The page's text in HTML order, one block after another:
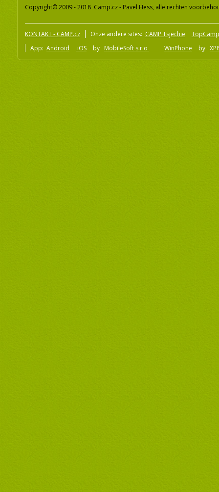
Copyright© 2009 - 2018 Camp.cz - Pavel Hess, alle rechten
KONTAKT - CAMP.cz Onze andere sites: CAMP Tsjechië
App: Android iOS by MobileSoft s.r.o WinPhone by